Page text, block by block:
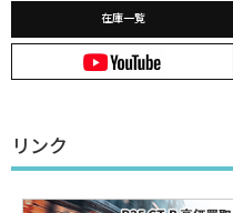
在庫一覧
リンク